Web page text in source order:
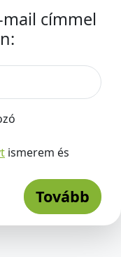
mail címmel
ismerem és
Tovább